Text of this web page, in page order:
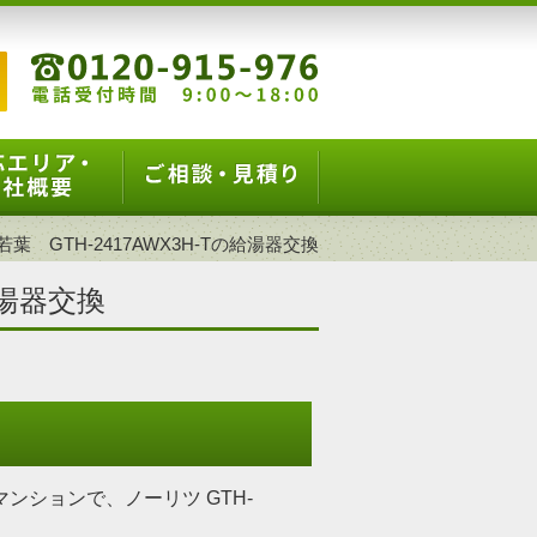
葉 GTH-2417AWX3H-Tの給湯器交換
器交換
ンションで、ノーリツ GTH-